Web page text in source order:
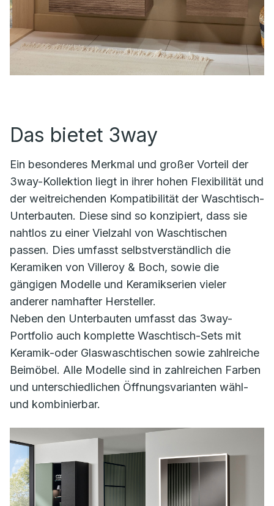
Das bietet 3way
Ein besonderes Merkmal und großer Vorteil der
3way-Kollektion liegt in ihrer hohen Flexibilität und
der weitreichenden Kompatibilität der Waschtisch-
Unterbauten. Diese sind so konzipiert, dass sie
nahtlos zu einer Vielzahl von Waschtischen
passen. Dies umfasst selbstverständlich die
Keramiken von Villeroy & Boch, sowie die
gängigen Modelle und Keramikserien vieler
anderer namhafter Hersteller.
Neben den Unterbauten umfasst das 3way-
Portfolio auch komplette Waschtisch-Sets mit
Keramik-oder Glaswaschtischen sowie zahlreiche
Beimöbel. Alle Modelle sind in zahlreichen Farben
und unterschiedlichen Öffnungsvarianten wähl-
und kombinierbar.